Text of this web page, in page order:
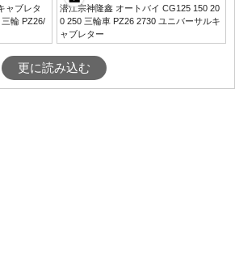
ャブレタ
輪 PZ26/
潜江宗神隆鑫 オートバイ CG125 150 20
0 250 三輪車 PZ26 2730 ユニバーサルキ
ャブレター
更に読み込む